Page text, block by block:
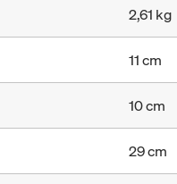
2,61 kg
11 cm
10 cm
29 cm